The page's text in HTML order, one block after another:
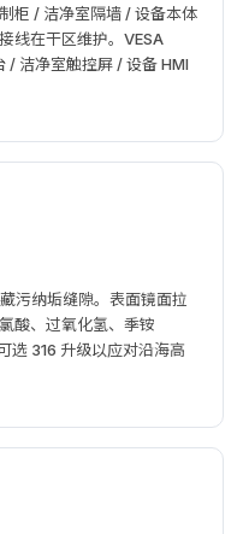
柜 / 洁净室隔墙 / 设备本体
线在干区维护。VESA
洁净室触控屏 / 设备 HMI
污纳垢缝隙。表面镜面拉
酸、过氧化氢、季铵
选 316 升级以应对沿海高